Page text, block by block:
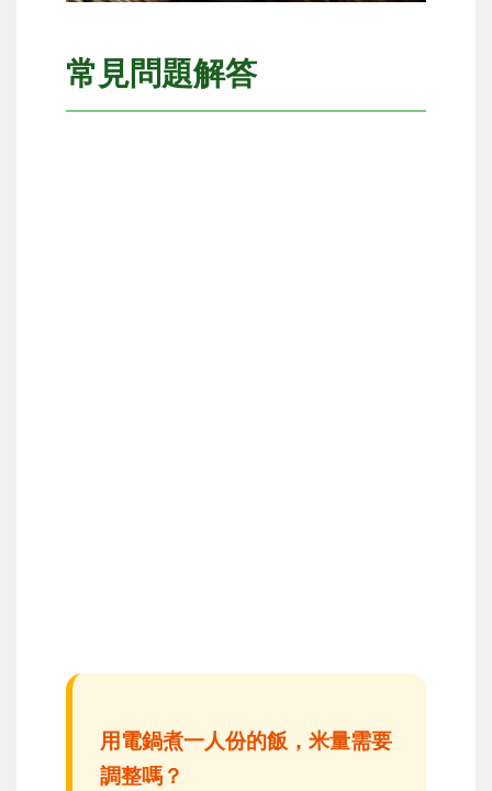
常見問題解答
用電鍋煮一人份的飯，米量需要
調整嗎？